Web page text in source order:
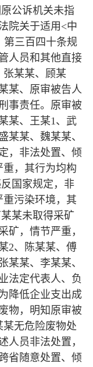
公诉机关未指
院关于适用<中
第三百四十条规
人员和其他直接
张某某、顾某
某、原审被告人
事责任。原审被
某、王某1、武
某某、魏某某、
，非法处置、倾
重，其行为均构
国家规定，非
污染环境，其
某未取得采矿
矿，情节严重，
2、陈某某、傅
某某、李某某、
法定代表人、负
降低企业支出成
物，明知原审被
某无危险废物处
人员非法处置，
省随意处置、倾